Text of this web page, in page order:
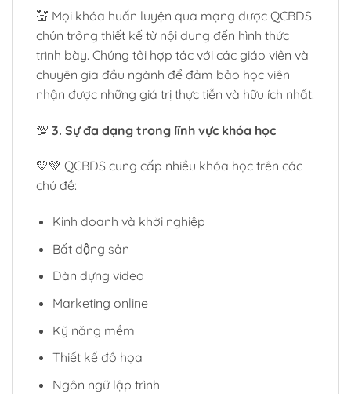
💒 Mọi khóa huấn luyện qua mạng được QCBDS
chún trông thiết kế từ nội dung đến hình thức
trình bày. Chúng tôi hợp tác với các giáo viên và
chuyên gia đầu ngành để đảm bảo học viên
nhận được những giá trị thực tiễn và hữu ích nhất.
💯 3. Sự đa dạng trong lĩnh vực khóa học
💛💚 QCBDS cung cấp nhiều khóa học trên các
chủ đề:
Kinh doanh và khởi nghiệp
Bất động sản
Dàn dựng video
Marketing online
Kỹ năng mềm
Thiết kế đồ họa
Ngôn ngữ lập trình